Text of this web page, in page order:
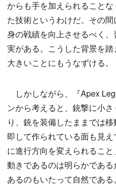
からも手を加えられることな
た技術というわけだ。その
身の戦績を向上させるべく
実がある。こうした背景を踏
大きいことにもうなずける。
しかしながら、『Apex
ンから考えると、銃撃に小
り、銃を装備したままでは
即して作られている面も見
に進行方向を変えられるこ
動きであるのは明らかである
あるのもいたって自然であ